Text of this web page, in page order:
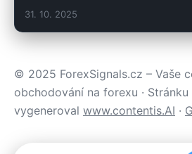
31. 10. 2025
© 2025 ForexSignals.cz – Vaše
obchodování na forexu ·
vygeneroval www.contentis.AI ·